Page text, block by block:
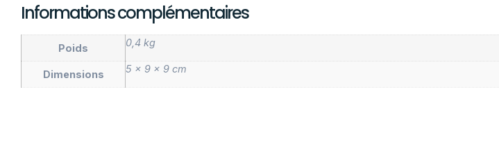
Informations complémentaires
Poids 0,4 kg
Dimensions 5 × 9 × 9 cm